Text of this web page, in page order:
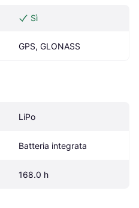
Sì
GPS, GLONASS
LiPo
Batteria integrata
168.0 h